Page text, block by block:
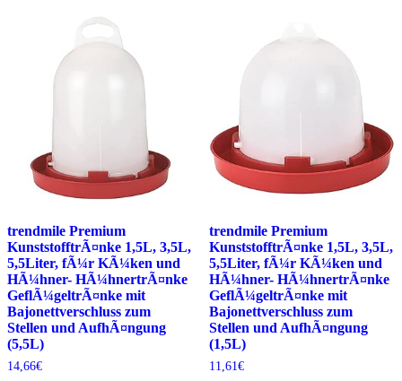
trendmile Premium
KunststofftrÃ¤nke 1,5L, 3,5L,
5,5Liter, fÃ¼r KÃ¼ken und
HÃ¼hner- HÃ¼hnertrÃ¤nke
GeflÃ¼geltrÃ¤nke mit
Bajonettverschluss zum
Stellen und AufhÃ¤ngung
(5,5L)
14,66€
trendmile Premium
KunststofftrÃ¤nke 1,5L, 3,5L,
5,5Liter, fÃ¼r KÃ¼ken und
HÃ¼hner- HÃ¼hnertrÃ¤nke
GeflÃ¼geltrÃ¤nke mit
Bajonettverschluss zum
Stellen und AufhÃ¤ngung
(1,5L)
11,61€